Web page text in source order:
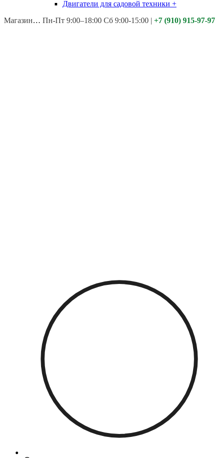
Двигатели для садовой техники +
Магазины: Калуга ул. Московская д.113
Пн-Пт 9:00–18:00 Сб 9:00-15:00 | +7 (910) 915-97-97